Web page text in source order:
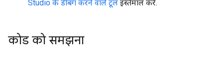
Studio के डीबग करने वाले टूल इस्तेमाल करें.
कोड को समझना